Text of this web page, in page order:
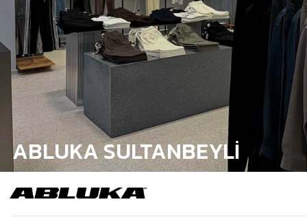
ABLUKA SULTANBEYLİ
MAĞAZA